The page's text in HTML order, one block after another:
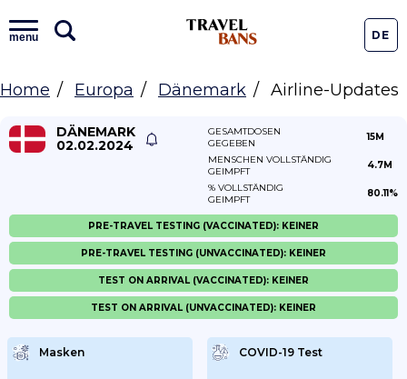
menu DE
Home Europa Dänemark Airline-Updates
DÄNEMARK
02.02.2024
GESAMTDOSEN
GEGEBEN
15M
MENSCHEN VOLLSTÄNDIG
GEIMPFT
4.7M
% VOLLSTÄNDIG
GEIMPFT
80.11%
Masken COVID-19 Test
PRE-TRAVEL TESTING (VACCINATED): KEINER
PRE-TRAVEL TESTING (UNVACCINATED): KEINER
TEST ON ARRIVAL (VACCINATED): KEINER
TEST ON ARRIVAL (UNVACCINATED): KEINER